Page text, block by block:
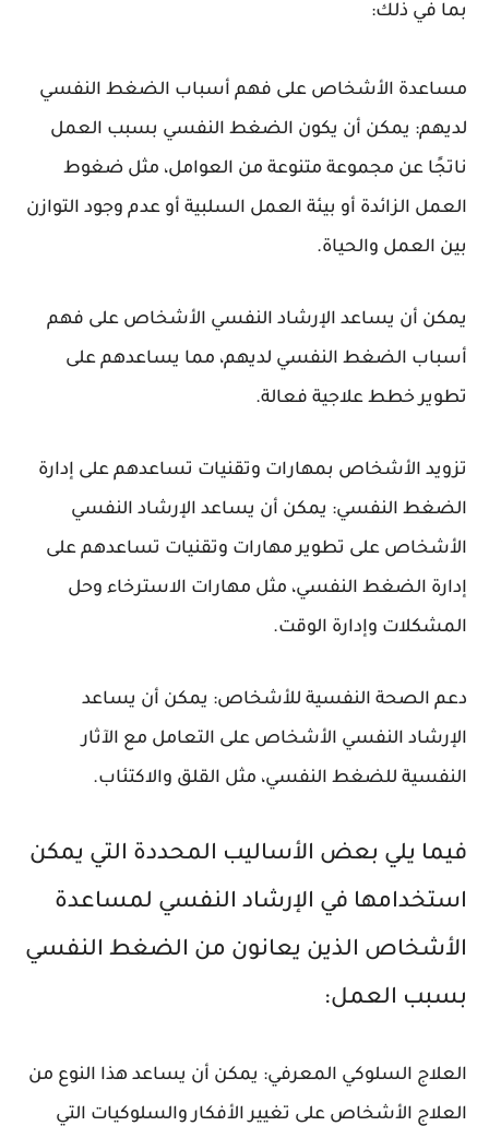
بما في ذلك:
مساعدة الأشخاص على فهم أسباب الضغط النفسي
لديهم: يمكن أن يكون الضغط النفسي بسبب العمل
ناتجًا عن مجموعة متنوعة من العوامل، مثل ضغوط
العمل الزائدة أو بيئة العمل السلبية أو عدم وجود التوازن
بين العمل والحياة.
يمكن أن يساعد الإرشاد النفسي الأشخاص على فهم
أسباب الضغط النفسي لديهم، مما يساعدهم على
تطوير خطط علاجية فعالة.
تزويد الأشخاص بمهارات وتقنيات تساعدهم على إدارة
الضغط النفسي: يمكن أن يساعد الإرشاد النفسي
الأشخاص على تطوير مهارات وتقنيات تساعدهم على
إدارة الضغط النفسي، مثل مهارات الاسترخاء وحل
المشكلات وإدارة الوقت.
دعم الصحة النفسية للأشخاص: يمكن أن يساعد
الإرشاد النفسي الأشخاص على التعامل مع الآثار
النفسية للضغط النفسي، مثل القلق والاكتئاب.
فيما يلي بعض الأساليب المحددة التي يمكن
استخدامها في الإرشاد النفسي لمساعدة
الأشخاص الذين يعانون من الضغط النفسي
بسبب العمل:
العلاج السلوكي المعرفي: يمكن أن يساعد هذا النوع من
العلاج الأشخاص على تغيير الأفكار والسلوكيات التي